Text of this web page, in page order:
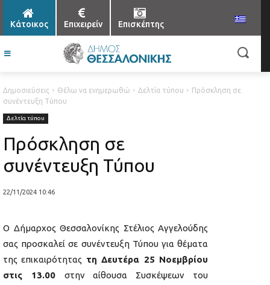
Κάτοικος Επιχειρείν Επισκέπτης
Δημοσιεύσεις Θέλω να ενημερωθώ Δελτία τύπου
Πρόσκληση σε
συνέντευξη Τύπου
Δελτία τύπου
Πρόσκληση σε
συνέντευξη Τύπου
22/11/2024 10:46
Ο Δήμαρχος Θεσσαλονίκης Στέλιος Αγγελούδης
σας προσκαλεί σε συνέντευξη Τύπου για θέματα
της επικαιρότητας τη Δευτέρα 25 Νοεμβρίου
στις 13.00 στην αίθουσα Συσκέψεων του